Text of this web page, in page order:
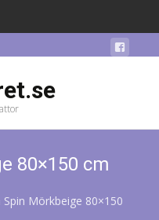
80×150 cm
Spin Mörkbeige 80×150